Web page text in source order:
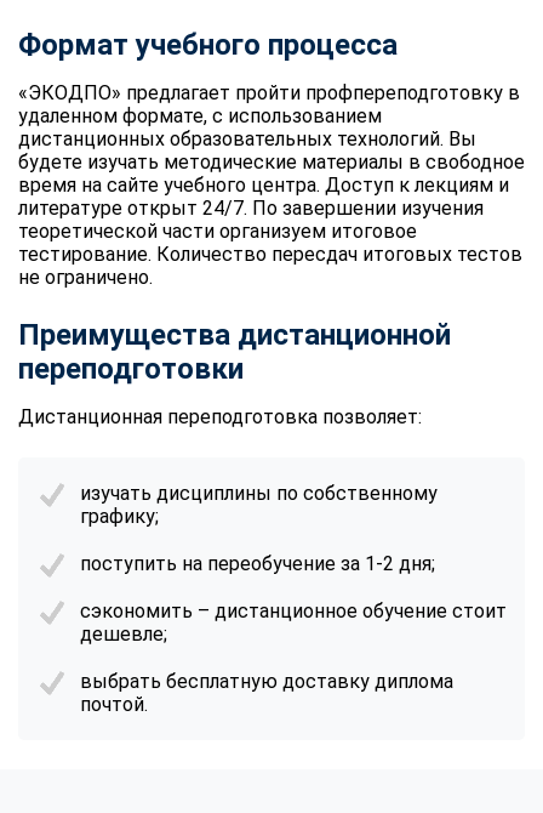
Формат учебного процесса
«ЭКОДПО» предлагает пройти профпереподготовку в
удаленном формате, с использованием
дистанционных образовательных технологий. Вы
будете изучать методические материалы в свободное
время на сайте учебного центра. Доступ к лекциям и
литературе открыт 24/7. По завершении изучения
теоретической части организуем итоговое
тестирование. Количество пересдач итоговых тестов
не ограничено.
Преимущества дистанционной
переподготовки
Дистанционная переподготовка позволяет:
изучать дисциплины по собственному
графику;
поступить на переобучение за 1-2 дня;
сэкономить – дистанционное обучение стоит
дешевле;
выбрать бесплатную доставку диплома
почтой.